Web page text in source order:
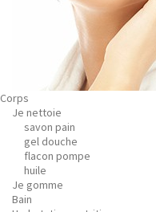
Corps
Je nettoie
savon pain
gel douche
flacon pompe
huile
Je gomme
Bain